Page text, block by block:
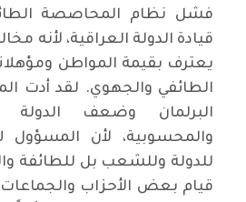
فشل نظام المحاصصة
قيادة الدولة العراقية، لأنه
يعترف بقيمة المواطن
الطائفي والجهوي. لقد أدت
البرلمان وضعف الدولة
والمحسوبية، لأن المسؤول
للدولة وللشعب بل للطائفة
قيام بعض الأحزاب والجماعات